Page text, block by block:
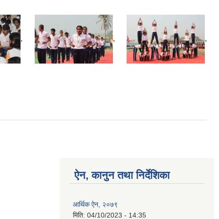
, , ,
ऐन, कानुन तथा निर्देशिका
आर्थिक ऐन, २०७९
मिति: 04/10/2023 - 14:35